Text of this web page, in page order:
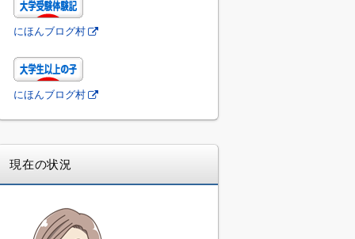
にほんブログ村
にほんブログ村
現在の状況